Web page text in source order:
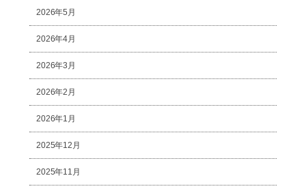
2026年5月
2026年4月
2026年3月
2026年2月
2026年1月
2025年12月
2025年11月